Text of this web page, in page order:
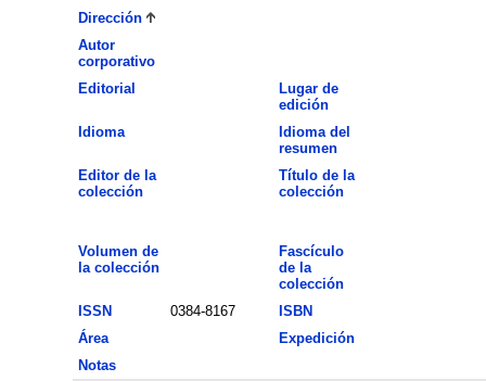
Dirección
Autor
corporativo
Editorial
Lugar de
edición
Idioma
Idioma del
resumen
Editor de la
colección
Título de la
colección
Volumen de
la colección
Fascículo
de la
colección
ISSN
0384-8167
ISBN
Área
Expedición
Notas